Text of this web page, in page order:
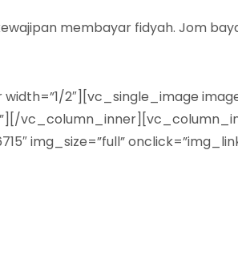
membayar fidyah. Jom
2″][vc_single_image
img_size=”full”